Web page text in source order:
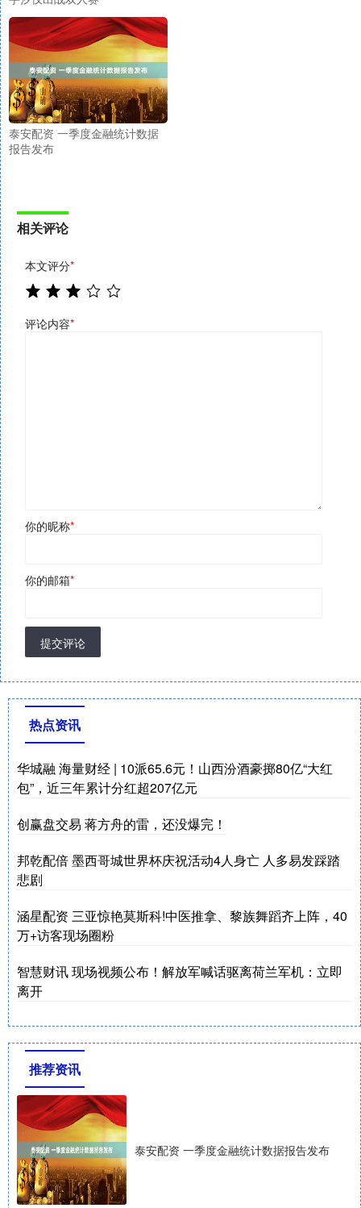
泰安配资 一季度金融统计数据
报告发布
相关评论
本文评分*
评论内容*
你的昵称*
你的邮箱*
提交评论
热点资讯
华城融 海量财经 | 10派65.6元！山西汾酒豪掷80亿“大红
包”，近三年累计分红超207亿元
创赢盘交易 蒋方舟的雷，还没爆完！
邦乾配倍 墨西哥城世界杯庆祝活动4人身亡 人多易发踩踏
悲剧
涵星配资 三亚惊艳莫斯科!中医推拿、黎族舞蹈齐上阵，40
万+访客现场圈粉
智慧财讯 现场视频公布！解放军喊话驱离荷兰军机：立即
离开
推荐资讯
泰安配资 一季度金融统计数据报告发布